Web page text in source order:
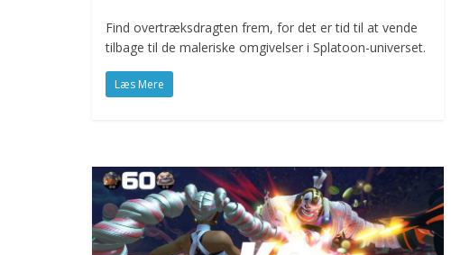
Find overtræksdragten frem, for det er tid til at vende
tilbage til de maleriske omgivelser i Splatoon-universet.
Læs Mere